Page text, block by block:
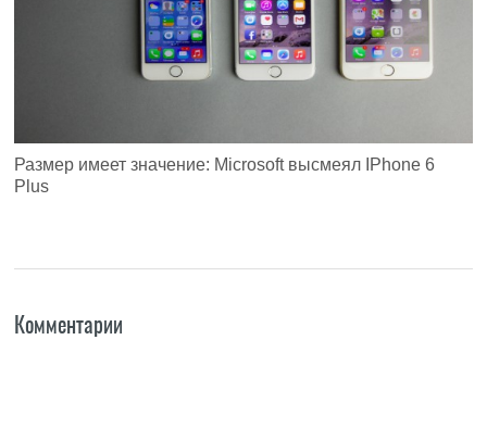
Размер имеет значение: Microsoft высмеял IPhone 6
Plus
Комментарии